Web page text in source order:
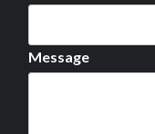
Message